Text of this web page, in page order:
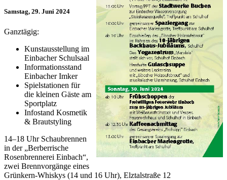
Samstag, 29. Juni 2024
Ganztägig:
Kunstausstellung im
Einbacher Schulsaal
Informationsstand
Einbacher Imker
Spielstationen für
die kleinen Gäste am
Sportplatz
Infostand Kosmetik
& Brautstyling
14–18 Uhr Schaubrennen
in der „Berberrische
Rosenbrennerei Einbach“,
zwei Brennvorgänge eines
Grünkern-Whiskys (14 und 16 Uhr), Elztalstraße 12